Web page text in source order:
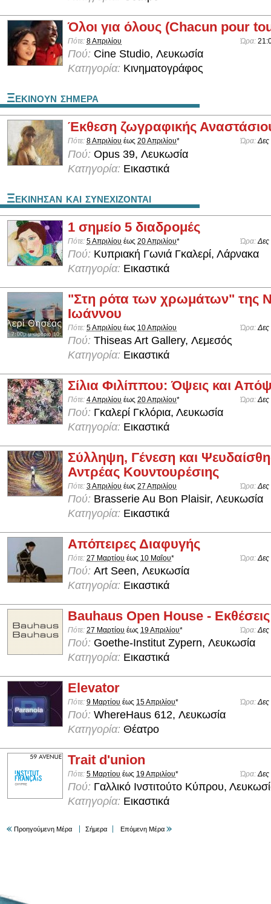
Όλοι για όλους (Chacun pour
Πότε: 8 Απριλίου Ώρα:
Πού: Cine Studio, Λευκωσία
Κατηγορία: Κινηματογράφος
Ξεκινουν σημερα
Έκθεση ζωγραφικής
Πότε: 8 Απριλίου έως 20 Απριλίου* Ώρα:Δες
Πού: Opus 39, Λευκωσία
Κατηγορία: Εικαστικά
Ξεκινησαν και συνεχιζονται
1 σημείο 5 διαδρομές
Πότε: 5 Απριλίου έως 20 Απριλίου* Ώρα: Δες
Πού: Κυπριακή Γωνιά Γκαλερί, Λάρνακα
Κατηγορία: Εικαστικά
"Στη ρότα των χρωμάτων" της
Ιωάννου
Πότε: 5 Απριλίου έως 10 Απριλίου Ώρα: Δες
Πού: Thiseas Art Gallery, Λεμεσός
Κατηγορία: Εικαστικά
Σίλια Φιλίππου: Όψεις και
Πότε: 4 Απριλίου έως 20 Απριλίου* Ώρα: Δες
Πού: Γκαλερί Γκλόρια, Λευκωσία
Κατηγορία: Εικαστικά
Σύλληψη, Γένεση και
Αντρέας Κουντουρέσιης
Πότε: 3 Απριλίου έως 27 Απριλίου Ώρα:Δες
Πού: Brasserie Au Bon Plaisir, Λευκωσία
Κατηγορία: Εικαστικά
Απόπειρες Διαφυγής
Πότε: 27 Μαρτίου έως 10 Μαΐου* Ώρα:Δες
Πού: Art Seen, Λευκωσία
Κατηγορία: Εικαστικά
Bauhaus Open House - Εκθέσεις
Πότε: 27 Μαρτίου έως 19 Απριλίου* Ώρα:Δες
Πού: Goethe-Institut Zypern, Λευκωσία
Κατηγορία: Εικαστικά
Elevator
Πότε: 9 Μαρτίου έως 15 Απριλίου* Ώρα:Δες
Πού: WhereHaus 612, Λευκωσία
Κατηγορία: Θέατρο
Trait d'union
Πότε: 5 Μαρτίου έως 19 Απριλίου* Ώρα:Δες
Πού: Γαλλικό Ινστιτούτο Κύπρου,
Κατηγορία: Εικαστικά
Προηγούμενη Μέρα Σήμερα Επόμενη Μέρα